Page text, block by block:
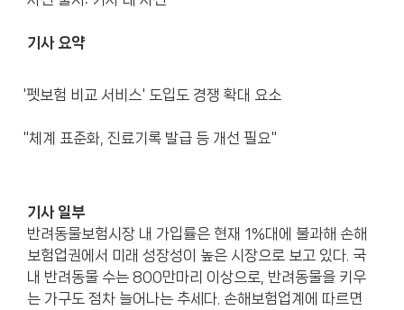
기사 요약
'펫보험 비교 서비스' 도입도 경쟁 확대 요소
"체계 표준화, 진료기록 발급 등 개선 필요"
기사 일부
반려동물보험시장 내 가입률은 현재 1%대에 불과해 손해
보험업권에서 미래 성장성이 높은 시장으로 보고 있다. 국
내 반려동물 수는 800만마리 이상으로, 반려동물을 키우
는 가구도 점차 늘어나는 추세다. 손해보험업계에 따르면